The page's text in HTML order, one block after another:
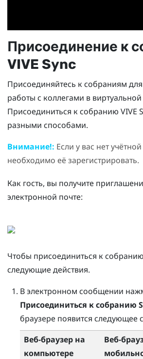
Присоединение к
VIVE Sync
Присоединяйтесь к собраниям
работы с коллегами в
Присоединиться к собранию VIVE
разными способами.
Внимание!: Если у вас нет
необходимо её зарегистрировать.
Как гость, вы получите
электронной почте:
Чтобы присоединиться к
следующие действия.
В электронном сообщении
Присоединиться к собранию
браузере появится следующее
Веб-браузер на
компьютере
Веб-